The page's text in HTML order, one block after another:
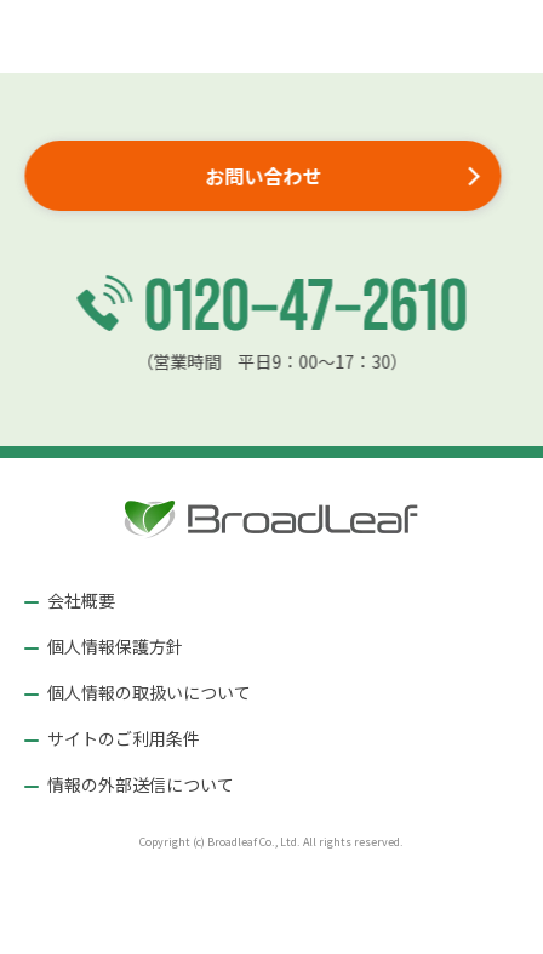
お問い合わせ
（営業時間 平日9：00〜17：30）
会社概要
個人情報保護方針
個人情報の取扱いについて
サイトのご利用条件
情報の外部送信について
Copyright (c) Broadleaf Co., Ltd. All rights reserved.